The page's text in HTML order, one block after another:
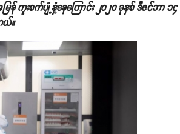
န် ကူးစက်ပျံ့နှံ့နေကြောင်း ၂၀၂၀ ခုနှစ် ဒီဇင်ဘာ ၁၄
ယ်။